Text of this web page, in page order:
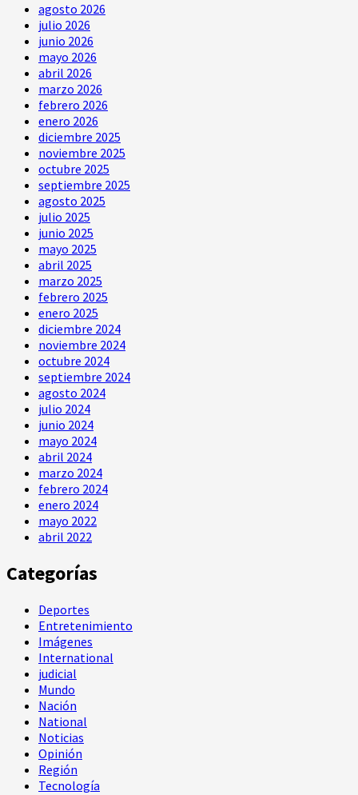
agosto 2026
julio 2026
junio 2026
mayo 2026
abril 2026
marzo 2026
febrero 2026
enero 2026
diciembre 2025
noviembre 2025
octubre 2025
septiembre 2025
agosto 2025
julio 2025
junio 2025
mayo 2025
abril 2025
marzo 2025
febrero 2025
enero 2025
diciembre 2024
noviembre 2024
octubre 2024
septiembre 2024
agosto 2024
julio 2024
junio 2024
mayo 2024
abril 2024
marzo 2024
febrero 2024
enero 2024
mayo 2022
abril 2022
Categorías
Deportes
Entretenimiento
Imágenes
International
judicial
Mundo
Nación
National
Noticias
Opinión
Región
Tecnología